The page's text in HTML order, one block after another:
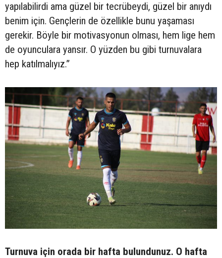
yapılabilirdi ama güzel bir tecrübeydi, güzel bir anıydı
benim için. Gençlerin de özellikle bunu yaşaması
gerekir. Böyle bir motivasyonun olması, hem lige hem
de oyunculara yansır. O yüzden bu gibi turnuvalara
hep katılmalıyız.”
Turnuva için orada bir hafta bulundunuz. O hafta